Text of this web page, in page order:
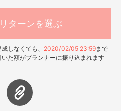
ターンを選ぶ
しなくても、 2020/02/05 23:59まで
た額がプランナーに振り込まれます